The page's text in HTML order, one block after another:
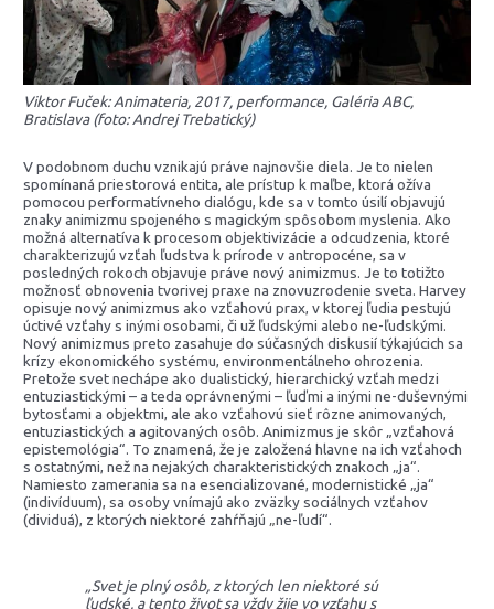
Viktor Fuček: Animateria, 2017, performance, Galéria ABC,
Bratislava (foto: Andrej Trebatický)
V podobnom duchu vznikajú práve najnovšie diela. Je to nielen
spomínaná priestorová entita, ale prístup k maľbe, ktorá ožíva
pomocou performatívneho dialógu, kde sa v tomto úsilí objavujú
znaky animizmu spojeného s magickým spôsobom myslenia. Ako
možná alternatíva k procesom objektivizácie a odcudzenia, ktoré
charakterizujú vzťah ľudstva k prírode v antropocéne, sa v
posledných rokoch objavuje práve nový animizmus. Je to totižto
možnosť obnovenia tvorivej praxe na znovuzrodenie sveta. Harvey
opisuje nový animizmus ako vzťahovú prax, v ktorej ľudia pestujú
úctivé vzťahy s inými osobami, či už ľudskými alebo ne-ľudskými.
Nový animizmus preto zasahuje do súčasných diskusií týkajúcich sa
krízy ekonomického systému, environmentálneho ohrozenia.
Pretože svet nechápe ako dualistický, hierarchický vzťah medzi
entuziastickými – a teda oprávnenými – ľuďmi a inými ne-duševnými
bytosťami a objektmi, ale ako vzťahovú sieť rôzne animovaných,
entuziastických a agitovaných osôb. Animizmus je skôr „vzťahová
epistemológia“. To znamená, že je založená hlavne na ich vzťahoch
s ostatnými, než na nejakých charakteristických znakoch „ja“.
Namiesto zamerania sa na esencializované, modernistické „ja“
(indivíduum), sa osoby vnímajú ako zväzky sociálnych vzťahov
(dividuá), z ktorých niektoré zahŕňajú „ne-ľudí“.
„Svet je plný osôb, z ktorých len niektoré sú
ľudské, a tento život sa vždy žije vo vzťahu s